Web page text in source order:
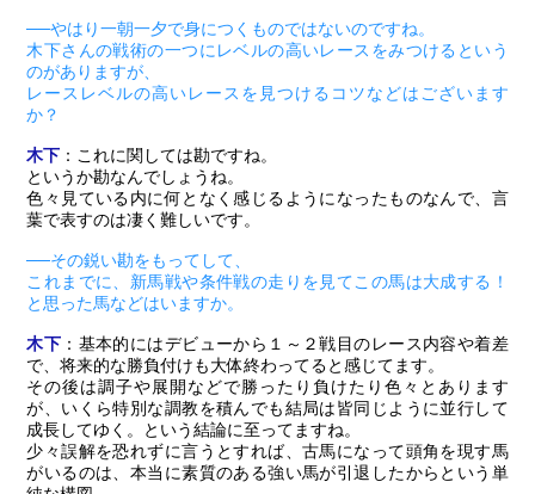
──やはり一朝一夕で身につくものではないのですね。
木下さんの戦術の一つにレベルの高いレースをみつけるという
のがありますが、
レースレベルの高いレースを見つけるコツなどはございます
か？
木下 ：これに関しては勘ですね。
というか勘なんでしょうね。
色々見ている内に何となく感じるようになったものなんで、言
葉で表すのは凄く難しいです。
──その鋭い勘をもってして、
これまでに、新馬戦や条件戦の走りを見てこの馬は大成する！
と思った馬などはいますか。
木下 ：基本的にはデビューから１～２戦目のレース内容や着差
で、将来的な勝負付けも大体終わってると感じてます。
その後は調子や展開などで勝ったり負けたり色々とあります
が、いくら特別な調教を積んでも結局は皆同じように並行して
成長してゆく。という結論に至ってますね。
少々誤解を恐れずに言うとすれば、古馬になって頭角を現す馬
がいるのは、本当に素質のある強い馬が引退したからという単